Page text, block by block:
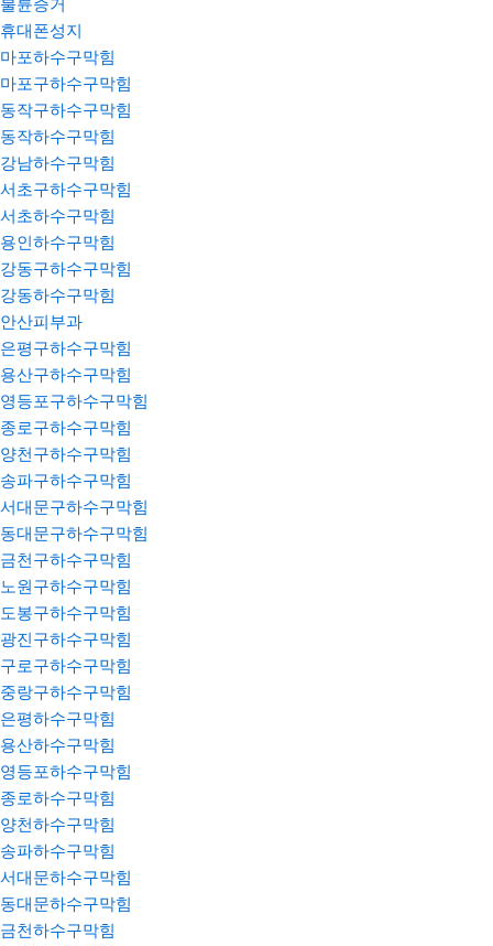
불륜증거
휴대폰성지
마포하수구막힘
마포구하수구막힘
동작구하수구막힘
동작하수구막힘
강남하수구막힘
서초구하수구막힘
서초하수구막힘
용인하수구막힘
강동구하수구막힘
강동하수구막힘
안산피부과
은평구하수구막힘
용산구하수구막힘
영등포구하수구막힘
종로구하수구막힘
양천구하수구막힘
송파구하수구막힘
서대문구하수구막힘
동대문구하수구막힘
금천구하수구막힘
노원구하수구막힘
도봉구하수구막힘
광진구하수구막힘
구로구하수구막힘
중랑구하수구막힘
은평하수구막힘
용산하수구막힘
영등포하수구막힘
종로하수구막힘
양천하수구막힘
송파하수구막힘
서대문하수구막힘
동대문하수구막힘
금천하수구막힘